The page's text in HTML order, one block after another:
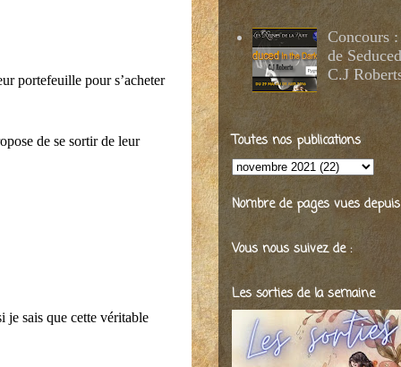
portefeuille pour s’acheter
de se sortir de leur
je sais que cette véritable
Concours
de
C.J
Toutes nos publications
Nombre de pages vues depuis
Vous nous suivez de :
Les sorties de la semaine